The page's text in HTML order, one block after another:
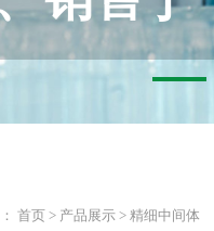
变色材
首页 > 产品展示 > 精细中间体